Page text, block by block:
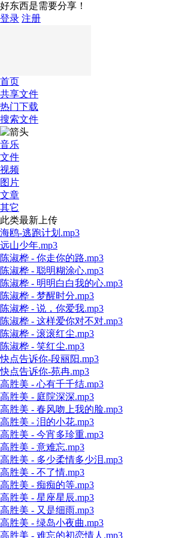
好东西是需要分享！
登录 注册
首页
共享文件
热门下载
搜索文件
音乐
文件
视频
图片
文章
其它
此类最新上传
海鸥-逃跑计划.mp3
远山少年.mp3
陈淑桦 - 你走你的路.mp3
陈淑桦 - 聪明糊涂心.mp3
陈淑桦 - 明明白白我的心.mp3
陈淑桦 - 梦醒时分.mp3
陈淑桦 - 说，你爱我.mp3
陈淑桦 - 这样爱你对不对.mp3
陈淑桦 - 滚滚红尘.mp3
陈淑桦 - 笑红尘.mp3
快点告诉你-段丽阳.mp3
快点告诉你-苑冉.mp3
高胜美 - 心有千千结.mp3
高胜美 - 庭院深深.mp3
高胜美 - 春风吻上我的脸.mp3
高胜美 - 泪的小花.mp3
高胜美 - 今宵多珍重.mp3
高胜美 - 意难忘.mp3
高胜美 - 多少柔情多少泪.mp3
高胜美 - 不了情.mp3
高胜美 - 痴痴的等.mp3
高胜美 - 星座星辰.mp3
高胜美 - 又是细雨.mp3
高胜美 - 绿岛小夜曲.mp3
高胜美 - 难忘的初恋情人.mp3